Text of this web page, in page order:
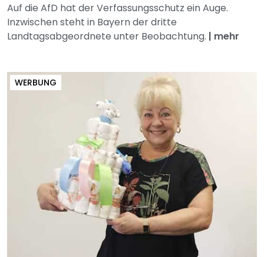
Auf die AfD hat der Verfassungsschutz ein Auge.
Inzwischen steht in Bayern der dritte
Landtagsabgeordnete unter Beobachtung. | mehr
WERBUNG